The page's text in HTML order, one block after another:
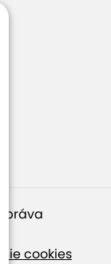
práva
cookies